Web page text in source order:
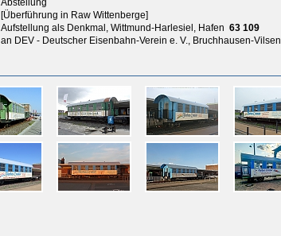
Abstellung
[Überführung in Raw Wittenberge]
Aufstellung als Denkmal, Wittmund-Harlesiel, Hafen 63 109
an DEV - Deutscher Eisenbahn-Verein e. V., Bruchhausen-Vilsen